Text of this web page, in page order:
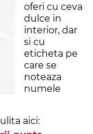
oferi cu ceva
dulce in
interior, dar
si cu
eticheta pe
care se
noteaza
numele
aici: